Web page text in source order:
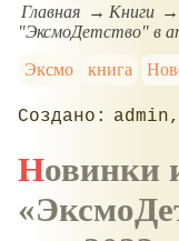
Главная Книги
"ЭксмоДетство" в
Эксмо
книга
admin
Новинки